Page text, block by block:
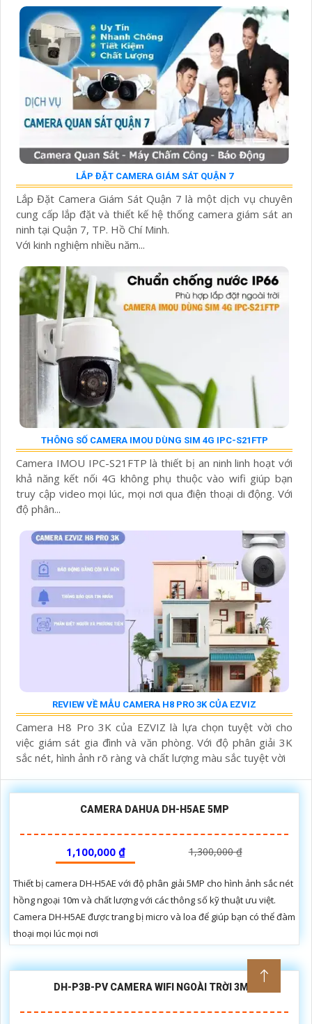
LẮP ĐẶT CAMERA GIÁM SÁT QUẬN 7
Lắp Đặt Camera Giám Sát Quận 7 là một dịch vụ chuyên
cung cấp lắp đặt và thiết kế hệ thống camera giám sát an
ninh tại Quận 7, TP. Hồ Chí Minh.
Với kinh nghiệm nhiều năm...
THÔNG SỐ CAMERA IMOU DÙNG SIM 4G IPC-S21FTP
Camera IMOU IPC-S21FTP là thiết bị an ninh linh hoạt với
khả năng kết nối 4G không phụ thuộc vào wifi giúp bạn
truy cập video mọi lúc, mọi nơi qua điện thoại di động. Với
độ phân...
REVIEW VỀ MẪU CAMERA H8 PRO 3K CỦA EZVIZ
Camera H8 Pro 3K của EZVIZ là lựa chọn tuyệt vời cho
việc giám sát gia đình và văn phòng. Với độ phân giải 3K
sắc nét, hình ảnh rõ ràng và chất lượng màu sắc tuyệt vời
CAMERA DAHUA DH-H5AE 5MP
1,100,000 ₫ 1,300,000 ₫
Thiết bị camera DH-H5AE với độ phân giải 5MP cho hình ảnh sắc nét
hồng ngoại 10m và chất lượng với các thông số kỹ thuật ưu việt.
Camera DH-H5AE được trang bị micro và loa để giúp bạn có thể đàm
thoại mọi lúc mọi nơi
DH-P3B-PV CAMERA WIFI NGOÀI TRỜI 3MP